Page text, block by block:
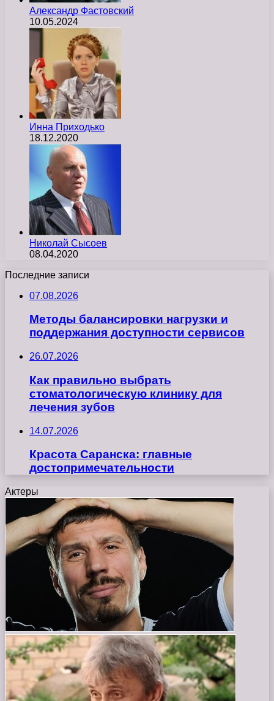
Александр Фастовский
10.05.2024
Инна Приходько
18.12.2020
Николай Сысоев
08.04.2020
Последние записи
07.08.2026
Методы балансировки нагрузки и
поддержания доступности сервисов
26.07.2026
Как правильно выбрать
стоматологическую клинику для
лечения зубов
14.07.2026
Красота Саранска: главные
достопримечательности
Актеры